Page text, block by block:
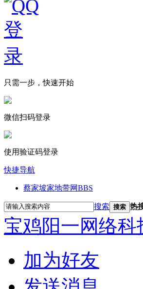
只需一步，快速开始
微信扫码登录
使用验证码登录
快捷导航
蔡家坡家地带网BBS
搜索 搜索 热
宝鸡阳一网络
加为好友